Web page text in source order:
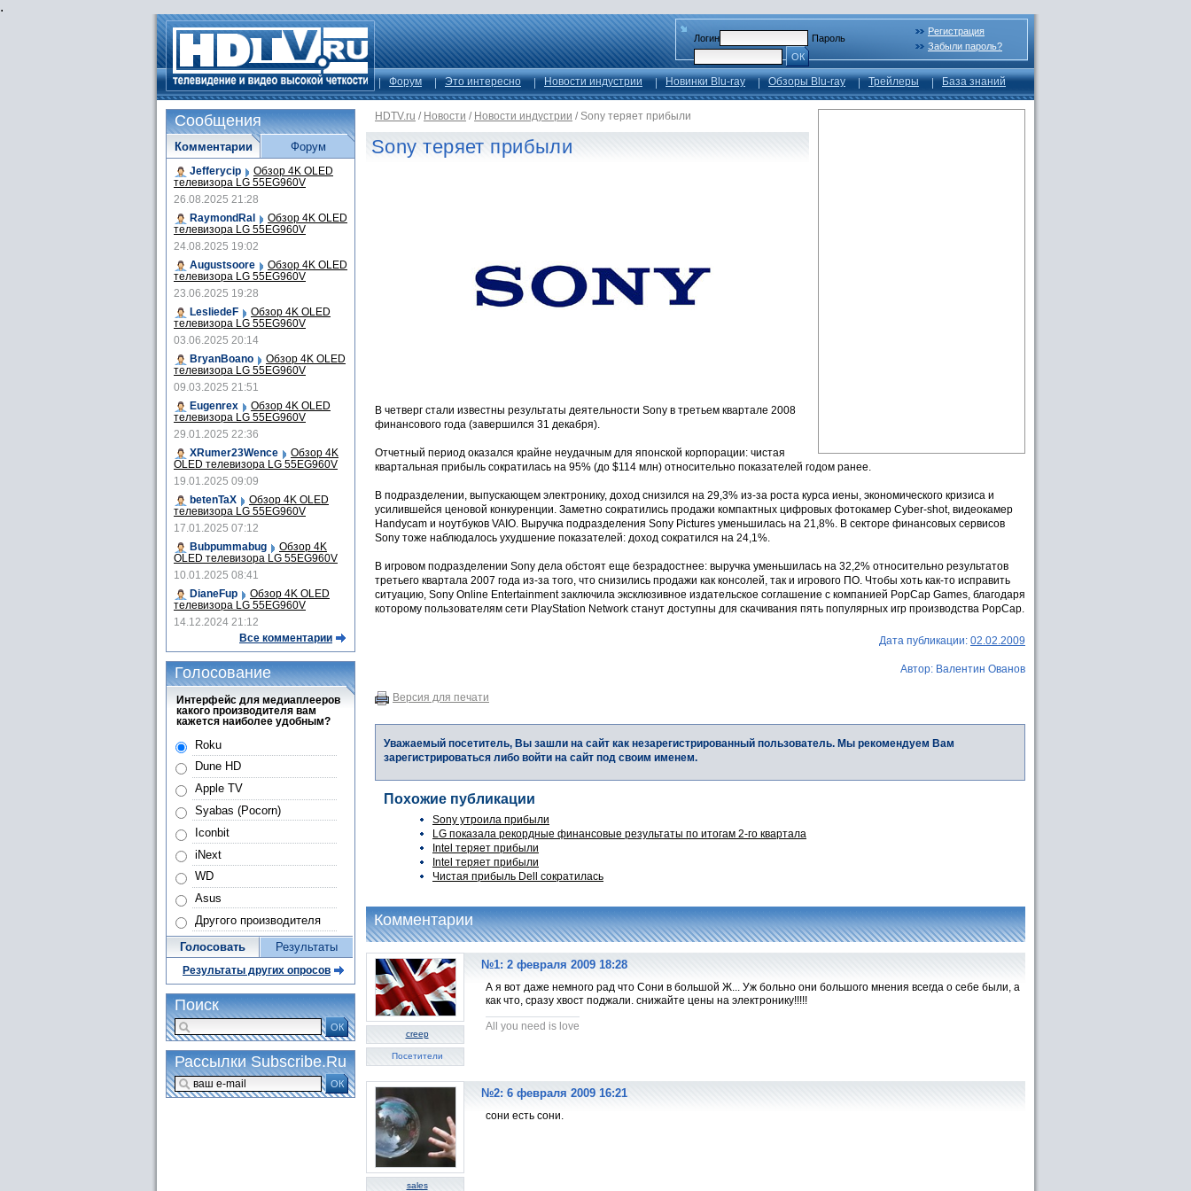
.
Логин
Пароль
ОК
Регистрация
Забыли пароль?
Форум Это интересно Новости индустрии Новинки Blu-ray Обзоры Blu-ray Трейлеры База знаний
HDTV.ru / Новости / Новости индустрии / Sony теряет прибыли
Sony теряет прибыли
В четверг стали известны результаты деятельности Sony в третьем квартале 2008
финансового года (завершился 31 декабря).
Отчетный период оказался крайне неудачным для японской корпорации: чистая
квартальная прибыль сократилась на 95% (до $114 млн) относительно показателей годом ранее.
В подразделении, выпускающем электронику, доход снизился на 29,3% из-за роста курса иены, экономического кризиса и
усилившейся ценовой конкуренции. Заметно сократились продажи компактных цифровых фотокамер Cyber-shot, видеокамер
Handycam и ноутбуков VAIO. Выручка подразделения Sony Pictures уменьшилась на 21,8%. В секторе финансовых сервисов
Sony тоже наблюдалось ухудшение показателей: доход сократился на 24,1%.
В игровом подразделении Sony дела обстоят еще безрадостнее: выручка уменьшилась на 32,2% относительно результатов
третьего квартала 2007 года из-за того, что снизились продажи как консолей, так и игрового ПО. Чтобы хоть как-то исправить
ситуацию, Sony Online Entertainment заключила эксклюзивное издательское соглашение с компанией PopCap Games, благодаря
которому пользователям сети PlayStation Network станут доступны для скачивания пять популярных игр производства PopCap.
Дата публикации: 02.02.2009
Автор: Валентин Ованов
Версия для печати
Уважаемый посетитель, Вы зашли на сайт как незарегистрированный пользователь. Мы рекомендуем Вам
зарегистрироваться либо войти на сайт под своим именем.
Похожие публикации
Sony утроила прибыли
LG показала рекордные финансовые результаты по итогам 2-го квартала
Intel теряет прибыли
Intel теряет прибыли
Чистая прибыль Dell сократилась
Комментарии
creep
Посетители
№1: 2 февраля 2009 18:28
А я вот даже немного рад что Сони в большой Ж... Уж больно они большого мнения всегда о себе были, а
как что, сразу хвост поджали. снижайте цены на электронику!!!!!
All you need is love
sales
№2: 6 февраля 2009 16:21
сони есть сони.
Сообщения
Комментарии
Jefferycip Обзор 4K OLED
телевизора LG 55EG960V
26.08.2025 21:28
RaymondRal
Обзор 4K OLED
телевизора LG 55EG960V
24.08.2025 19:02
Augustsoore
Обзор 4K OLED
телевизора LG 55EG960V
23.06.2025 19:28
LesliedeF
Обзор 4K OLED
телевизора LG 55EG960V
03.06.2025 20:14
BryanBoano
Обзор 4K OLED
телевизора LG 55EG960V
09.03.2025 21:51
Eugenrex
Обзор 4K OLED
телевизора LG 55EG960V
29.01.2025 22:36
XRumer23Wence
Обзор 4K
OLED телевизора LG 55EG960V
19.01.2025 09:09
betenTaX
Обзор 4K OLED
телевизора LG 55EG960V
17.01.2025 07:12
Bubpummabug
Обзор 4K
OLED телевизора LG 55EG960V
10.01.2025 08:41
DianeFup
Обзор 4K OLED
телевизора LG 55EG960V
14.12.2024 21:12
Все комментарии
Форум
Голосование
Интерфейс для медиаплееров
какого производителя вам
кажется наиболее удобным?
Roku
Dune HD
Apple TV
Syabas (Pocorn)
Iconbit
iNext
WD
Asus
Другого производителя
Голосовать Результаты
Результаты других опросов
Поиск
ОК
Рассылки Subscribe.Ru
ОК